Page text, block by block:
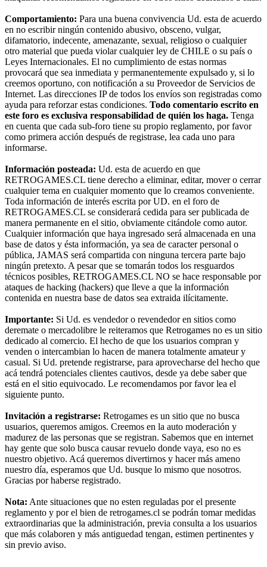
Comportamiento: Para una buena convivencia Ud. esta de acuerdo
en no escribir ningún contenido abusivo, obsceno, vulgar,
difamatorio, indecente, amenazante, sexual, religioso o cualquier
otro material que pueda violar cualquier ley de CHILE o su país o
Leyes Internacionales. El no cumplimiento de estas normas
provocará que sea inmediata y permanentemente expulsado y, si lo
creemos oportuno, con notificación a su Proveedor de Servicios de
Internet. Las direcciones IP de todos los envíos son registradas como
ayuda para reforzar estas condiciones. Todo comentario escrito en
este foro es exclusiva responsabilidad de quién los haga. Tenga
en cuenta que cada sub-foro tiene su propio reglamento, por favor
como primera acción después de registrase, lea cada uno para
informarse.
Información posteada: Ud. esta de acuerdo en que
RETROGAMES.CL tiene derecho a eliminar, editar, mover o cerrar
cualquier tema en cualquier momento que lo creamos conveniente.
Toda información de interés escrita por UD. en el foro de
RETROGAMES.CL se considerará cedida para ser publicada de
manera permanente en el sitio, obviamente citándole como autor.
Cualquier información que haya ingresado será almacenada en una
base de datos y ésta información, ya sea de caracter personal o
pública, JAMAS será compartida con ninguna tercera parte bajo
ningún pretexto. A pesar que se tomarán todos los resguardos
técnicos posibles, RETROGAMES.CL NO se hace responsable por
ataques de hacking (hackers) que lleve a que la información
contenida en nuestra base de datos sea extraida ilícitamente.
Importante: Si Ud. es vendedor o revendedor en sitios como
deremate o mercadolibre le reiteramos que Retrogames no es un sitio
dedicado al comercio. El hecho de que los usuarios compran y
venden o intercambian lo hacen de manera totalmente amateur y
casual. Si Ud. pretende registrarse, para aprovecharse del hecho que
acá tendrá potenciales clientes cautivos, desde ya debe saber que
está en el sitio equivocado. Le recomendamos por favor lea el
siguiente punto.
Invitación a registrarse: Retrogames es un sitio que no busca
usuarios, queremos amigos. Creemos en la auto moderación y
madurez de las personas que se registran. Sabemos que en internet
hay gente que solo busca causar revuelo donde vaya, eso no es
nuestro objetivo. Acá queremos divertirnos y hacer más ameno
nuestro día, esperamos que Ud. busque lo mismo que nosotros.
Gracias por haberse registrado.
Nota: Ante situaciones que no esten reguladas por el presente
reglamento y por el bien de retrogames.cl se podrán tomar medidas
extraordinarias que la administración, previa consulta a los usuarios
que más colaboren y más antiguedad tengan, estimen pertinentes y
sin previo aviso.